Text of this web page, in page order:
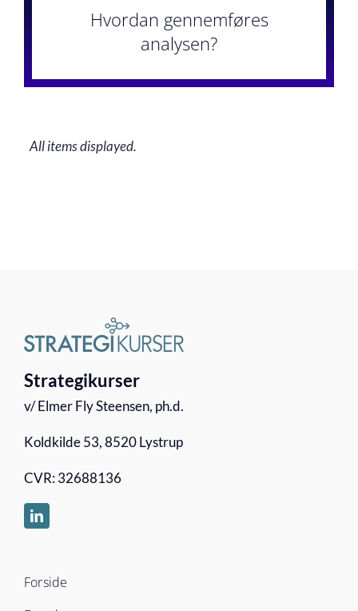
Hvordan gennemføres
analysen?
Strategikurser
Koldkilde 53, 8520 Lystrup
CVR: 32688136
Foredrag